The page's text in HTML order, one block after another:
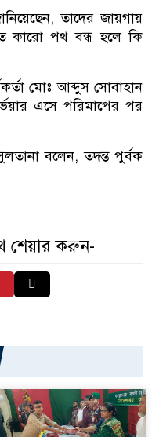
তাদের জায়গায়
কারো পথ বন্ধ হলে কি
মোঃ আব্দুস সোবাহান
এসে পরিমাপের পর
বলেন, তদন্ত পুর্বক
শেয়ার করুন-